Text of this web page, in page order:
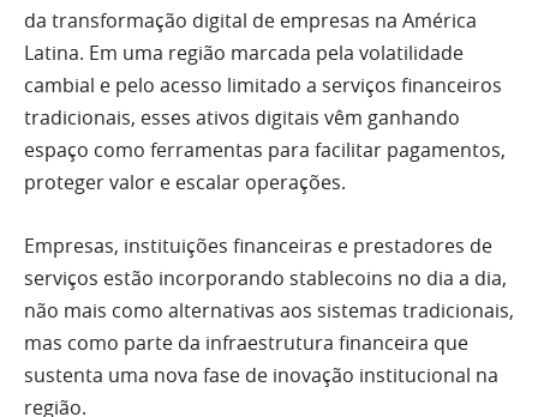
da transformação digital de empresas na América
Latina. Em uma região marcada pela volatilidade
cambial e pelo acesso limitado a serviços financeiros
tradicionais, esses ativos digitais vêm ganhando
espaço como ferramentas para facilitar pagamentos,
proteger valor e escalar operações.
Empresas, instituições financeiras e prestadores de
serviços estão incorporando stablecoins no dia a dia,
não mais como alternativas aos sistemas tradicionais,
mas como parte da infraestrutura financeira que
sustenta uma nova fase de inovação institucional na
região.